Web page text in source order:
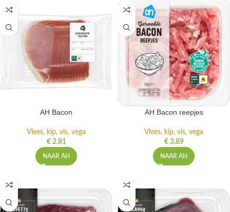
AH Bacon
Vlees, kip, vis, vega
€2,81
NAAR AH
AH Bacon reepjes
Vlees, kip, vis, vega
€3,89
NAAR AH